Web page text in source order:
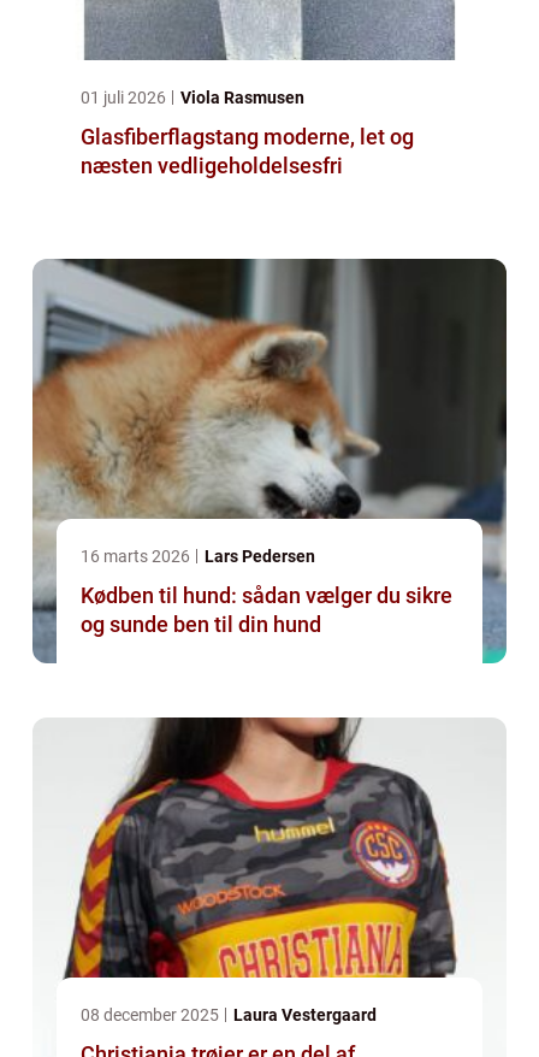
01 juli 2026 Viola Rasmusen
Glasfiberflagstang moderne, let og
næsten vedligeholdelsesfri
16 marts 2026 Lars Pedersen
Kødben til hund: sådan vælger du sikre
og sunde ben til din hund
08 december 2025 Laura Vestergaard